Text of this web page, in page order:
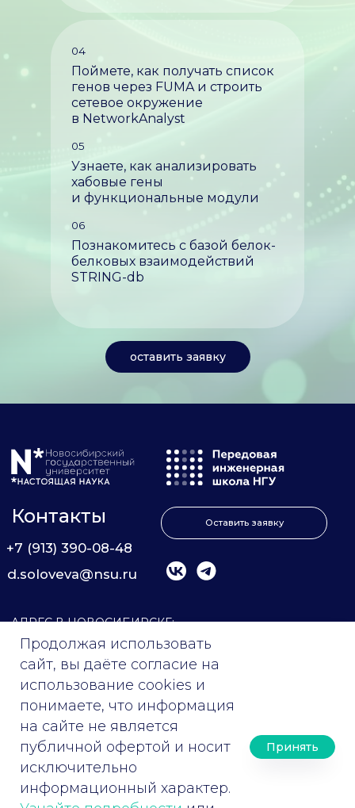
оставить заявку
04
Поймете, как получать список
генов через FUMA и строить
сетевое окружение
в NetworkAnalyst
05
Узнаете, как анализировать
хабовые гены
и функциональные модули
06
Познакомитесь с базой белок-
белковых взаимодействий
STRING-db
Продолжая использовать
сайт, вы даёте согласие на
использование cookies и
понимаете, что информация
на сайте не является
публичной офертой и носит
исключительно
информационный характер.
Принять